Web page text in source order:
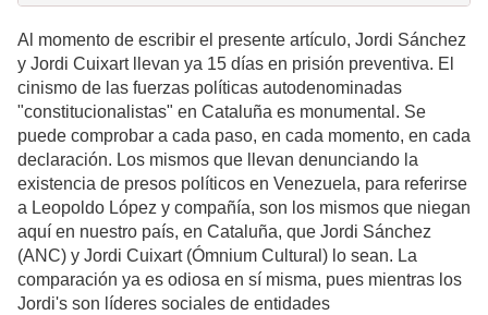
Al momento de escribir el presente artículo, Jordi Sánchez
y Jordi Cuixart llevan ya 15 días en prisión preventiva. El
cinismo de las fuerzas políticas autodenominadas
"constitucionalistas" en Cataluña es monumental. Se
puede comprobar a cada paso, en cada momento, en cada
declaración. Los mismos que llevan denunciando la
existencia de presos políticos en Venezuela, para referirse
a Leopoldo López y compañía, son los mismos que niegan
aquí en nuestro país, en Cataluña, que Jordi Sánchez
(ANC) y Jordi Cuixart (Ómnium Cultural) lo sean. La
comparación ya es odiosa en sí misma, pues mientras los
Jordi's son líderes sociales de entidades